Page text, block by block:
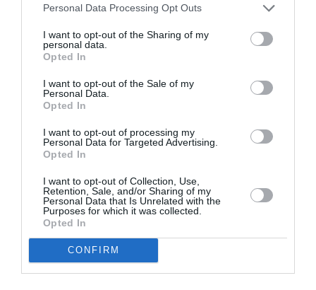
Personal Data Processing Opt Outs
I want to opt-out of the Sharing of my
personal data.
Opted In
I want to opt-out of the Sale of my
Personal Data.
Opted In
I want to opt-out of processing my
Personal Data for Targeted Advertising.
Opted In
I want to opt-out of Collection, Use,
Retention, Sale, and/or Sharing of my
Personal Data that Is Unrelated with the
Purposes for which it was collected.
Opted In
CONFIRM
STAND UP COMEDY ΕΝΤΕΧΝΟ - ΛΑΪΚΟ - ΠΑΡΑΔΟΣΙΑΚΗ
Κάθε βδομάδα στο e-mail σας τα τελευταία νέα για
την Τέχνη και τον Πολιτισμό!
Ακολουθήστε το Culturenow.gr